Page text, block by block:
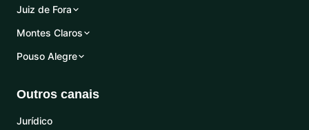
Juiz de Fora
Montes Claros
Pouso Alegre
Outros canais
Jurídico